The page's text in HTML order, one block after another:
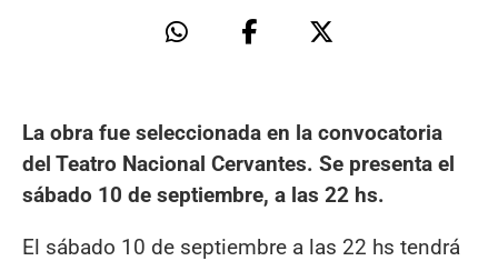
La obra fue seleccionada en la convocatoria
del Teatro Nacional Cervantes. Se presenta el
sábado 10 de septiembre, a las 22 hs.
El sábado 10 de septiembre a las 22 hs tendrá